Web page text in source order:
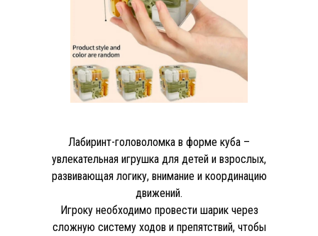
Лабиринт-головоломка в форме куба –
увлекательная игрушка для детей и взрослых,
развивающая логику, внимание и координацию
движений.
Игроку необходимо провести шарик через
сложную систему ходов и препятствий, чтобы